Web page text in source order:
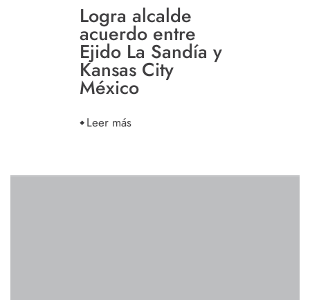
Logra alcalde
acuerdo entre
Ejido La Sandía y
Kansas City
México
Leer más